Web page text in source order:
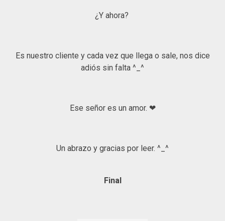
¿Y ahora?
Es nuestro cliente y cada vez que llega o sale, nos dice
adiós sin falta ^_^
Ese señor es un amor. ❤
Un abrazo y gracias por leer. ^_^
Final